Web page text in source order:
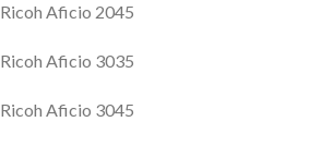
Ricoh Aficio 2045
Ricoh Aficio 3035
Ricoh Aficio 3045